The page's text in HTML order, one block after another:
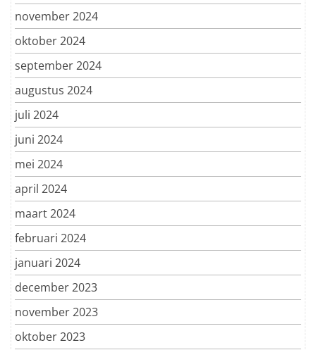
november 2024
oktober 2024
september 2024
augustus 2024
juli 2024
juni 2024
mei 2024
april 2024
maart 2024
februari 2024
januari 2024
december 2023
november 2023
oktober 2023